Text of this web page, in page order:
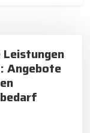
Angebote